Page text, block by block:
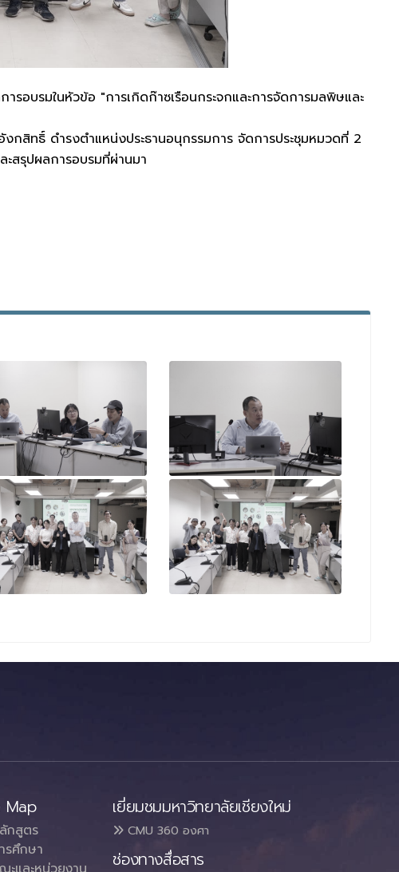
อบรมในหัวข้อ "การเกิดก๊าซเรือนกระจกและการจัดการมลพิษและ
สิทธิ์ ดำรงตำแหน่งประธานอนุกรรมการ จัดการประชุมหมวดที่ 2
ะสรุปผลการอบรมที่ผ่านมา
Map
กสูตร
รศึกษา
เยี่ยมชมมหาวิทยาลัยเชียงใหม่
CMU 360 องศา
ช่องทางสื่อสาร